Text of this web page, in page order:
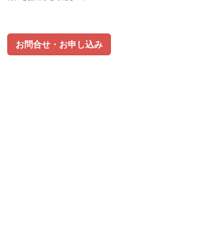
お問合せ・お申し込み